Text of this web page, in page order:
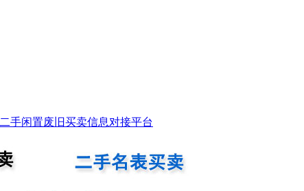
二手闲置废旧买卖信息对接平台